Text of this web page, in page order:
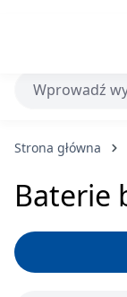
Przejdź do
Strona główna
Baterie